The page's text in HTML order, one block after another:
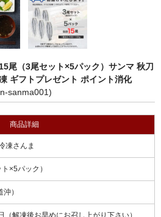
尾（3尾セット×5パック）サンマ 秋刀
ギフトプレゼント ポイント消化
sanma001)
商品詳細
凍さんま
×5パック）
）